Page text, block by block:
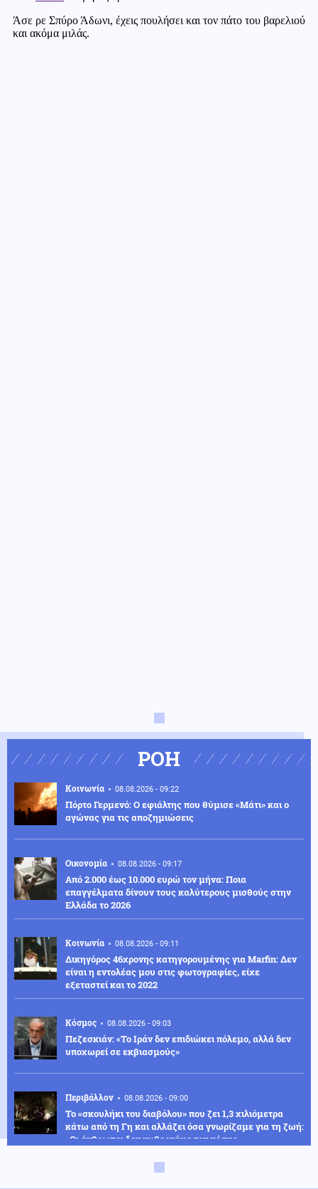
ΡΟΗ
Κοινωνία 08.08.2026 - 09:22
Πόρτο Γερμενό: Ο εφιάλτης που θύμισε «Μάτι» και ο
αγώνας για τις αποζημιώσεις
Οικονομία 08.08.2026 - 09:17
Από 2.000 έως 10.000 ευρώ τον μήνα: Ποια
επαγγέλματα δίνουν τους καλύτερους μισθούς στην
Ελλάδα το 2026
Κοινωνία 08.08.2026 - 09:11
Δικηγόρος 46χρονης κατηγορουμένης για Marfin: Δεν
είναι η εντολέας μου στις φωτογραφίες, είχε
εξεταστεί και το 2022
Κόσμος 08.08.2026 - 09:03
Πεζεσκιάν: «Το Ιράν δεν επιδιώκει πόλεμο, αλλά δεν
υποχωρεί σε εκβιασμούς»
Περιβάλλον 08.08.2026 - 09:00
Το «σκουλήκι του διαβόλου» που ζει 1,3 χιλιόμετρα
κάτω από τη Γη και αλλάζει όσα γνωρίζαμε για τη ζωή:
«Οι άνθρωποι δεν κυβερνάμε τον κόσμο»